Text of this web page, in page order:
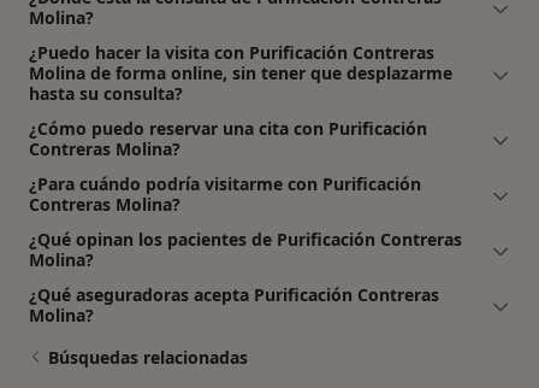
Molina?
¿Puedo hacer la visita con Purificación Contreras
Molina de forma online, sin tener que desplazarme
hasta su consulta?
¿Cómo puedo reservar una cita con Purificación
Contreras Molina?
¿Para cuándo podría visitarme con Purificación
Contreras Molina?
¿Qué opinan los pacientes de Purificación Contreras
Molina?
¿Qué aseguradoras acepta Purificación Contreras
Molina?
Búsquedas relacionadas